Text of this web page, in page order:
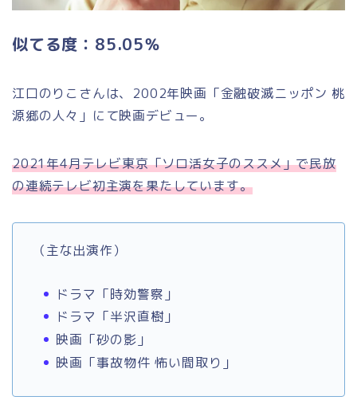
似てる度：85.05％
江口のりこさんは、2002年映画「金融破滅ニッポン 桃
源郷の人々」にて映画デビュー。
2021年4月テレビ東京「ソロ活女子のススメ」で民放
の連続テレビ初主演を果たしています。
（主な出演作）
ドラマ「時効警察」
ドラマ「半沢直樹」
映画「砂の影」
映画「事故物件 怖い間取り」